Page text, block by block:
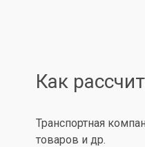
Как
Транспортная
товаров и др.